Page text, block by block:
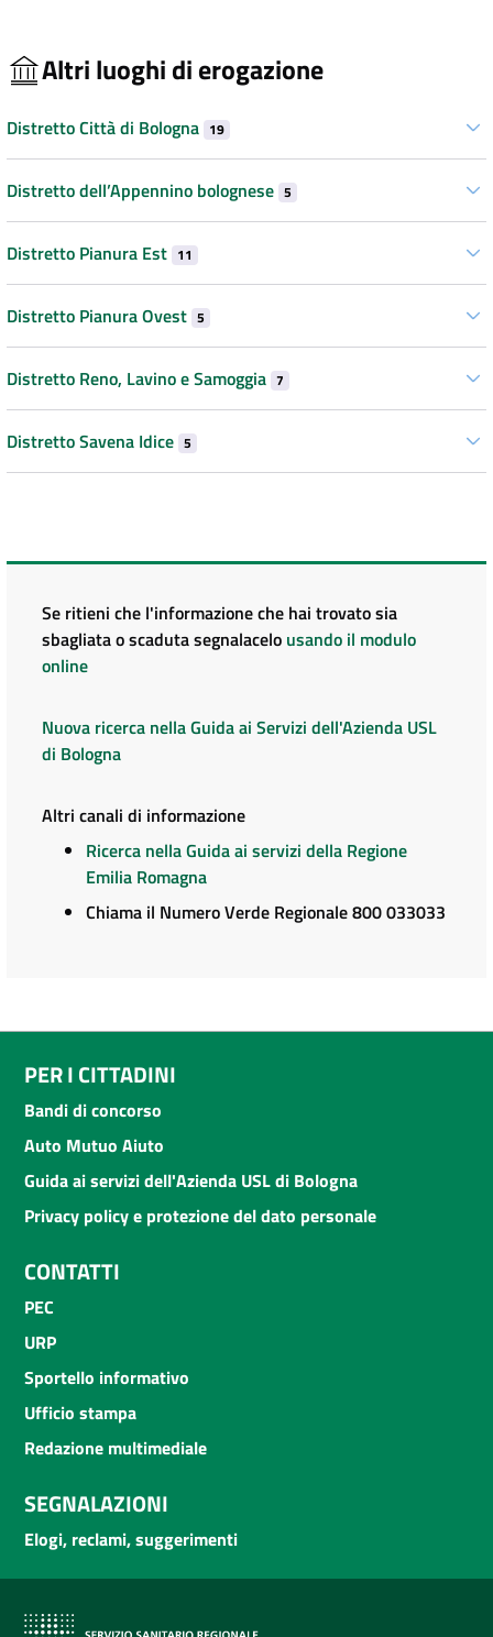
Altri luoghi di erogazione
Distretto Città di Bologna 19
Distretto dell’Appennino bolognese 5
Distretto Pianura Est 11
Distretto Pianura Ovest 5
Distretto Reno, Lavino e Samoggia 7
Distretto Savena Idice 5
Se ritieni che l'informazione che hai trovato sia
sbagliata o scaduta segnalacelo usando il modulo
online
Nuova ricerca nella Guida ai Servizi dell'Azienda USL
di Bologna
Altri canali di informazione
Ricerca nella Guida ai servizi della Regione
Emilia Romagna
Chiama il Numero Verde Regionale 800 033033
PER I CITTADINI
Bandi di concorso
Auto Mutuo Aiuto
Guida ai servizi dell'Azienda USL di Bologna
Privacy policy e protezione del dato personale
CONTATTI
PEC
URP
Sportello informativo
Ufficio stampa
Redazione multimediale
SEGNALAZIONI
Elogi, reclami, suggerimenti